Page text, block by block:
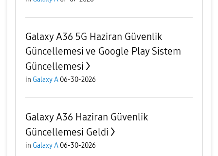
Galaxy A36 5G Haziran Güvenlik
Güncellemesi ve Google Play Sistem
Güncellemesi
in Galaxy A 06-30-2026
Galaxy A36 Haziran Güvenlik
Güncellemesi Geldi
in Galaxy A 06-30-2026